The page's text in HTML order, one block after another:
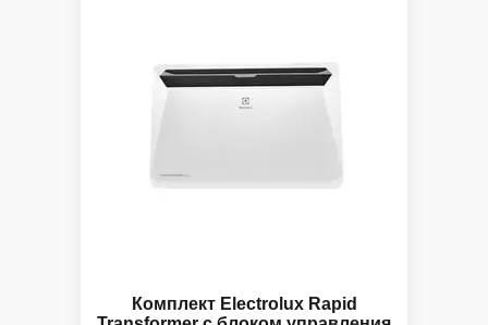
Комплект Electrolux Rapid